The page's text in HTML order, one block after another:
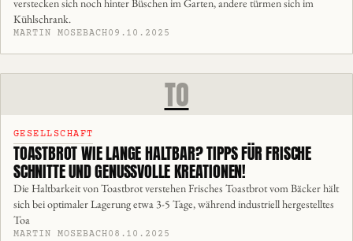
verstecken sich noch hinter Büschen im Garten, andere türmen sich im
Kühlschrank.
MARTIN MOSEBACH09.10.2025
TO
GESELLSCHAFT
TOASTBROT WIE LANGE HALTBAR? TIPPS FÜR FRISCHE
SCHNITTE UND GENUSSVOLLE KREATIONEN!
Die Haltbarkeit von Toastbrot verstehen Frisches Toastbrot vom Bäcker hält
sich bei optimaler Lagerung etwa 3-5 Tage, während industriell hergestelltes
Toa
MARTIN MOSEBACH08.10.2025